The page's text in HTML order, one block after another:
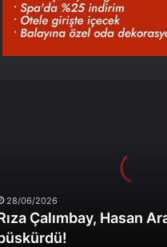
28/06/2026
Çalımbay, Hasan